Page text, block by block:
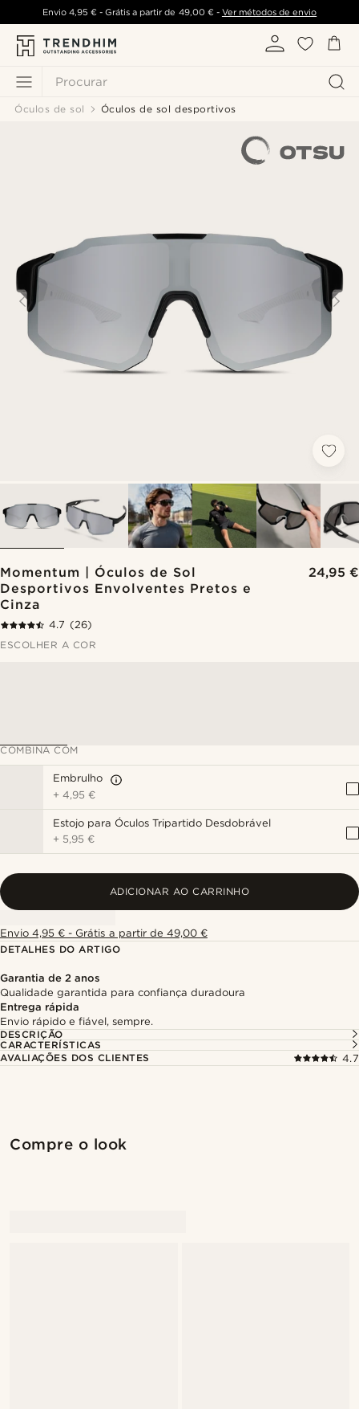
Procurar
Envio 4,95 €- Grátis a partir de 49,00 €- Ver métodos de envio
Óculos de sol Óculos de sol desportivos
Momentum | Óculos de Sol
Desportivos Envolventes Pretos e
Cinza
24,95 €
4.7 (26)
ESCOLHER A COR
COMBINA COM
Embrulho
+4,95 €
Estojo para Óculos Tripartido Desdobrável
+ 5,95 €
ADICIONAR AO CARRINHO
Envio 4,95 € - Grátis a partir de 49,00 €
DETALHES DO ARTIGO
Garantia de 2 anos
Qualidade garantida para confiança duradoura
Entrega rápida
Envio rápido e fiável, sempre.
DESCRIÇÃO
CARACTERÍSTICAS
AVALIAÇÕES DOS CLIENTES
4.7
Compre o look